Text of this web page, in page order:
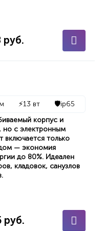
руб.
⚡13 вт 🛡️ip65
корпус и
но с электронным
включается только
— экономия
до 80%. Идеален
кладовок, санузлов
руб.